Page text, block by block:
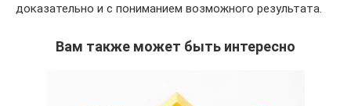
доказательно и с пониманием возможного результата.
Вам также может быть интересно